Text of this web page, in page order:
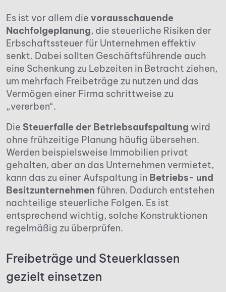
Es ist vor allem die vorausschauende
Nachfolgeplanung, die steuerliche Risiken der
Erbschaftssteuer für Unternehmen effektiv
senkt. Dabei sollten Geschäftsführende auch
eine Schenkung zu Lebzeiten in Betracht ziehen,
um mehrfach Freibeträge zu nutzen und das
Vermögen einer Firma schrittweise zu
„vererben“.
Die Steuerfalle der Betriebsaufspaltung wird
ohne frühzeitige Planung häufig übersehen.
Werden beispielsweise Immobilien privat
gehalten, aber an das Unternehmen vermietet,
kann das zu einer Aufspaltung in Betriebs- und
Besitzunternehmen führen. Dadurch entstehen
nachteilige steuerliche Folgen. Es ist
entsprechend wichtig, solche Konstruktionen
regelmäßig zu überprüfen.
Freibeträge und Steuerklassen
gezielt einsetzen